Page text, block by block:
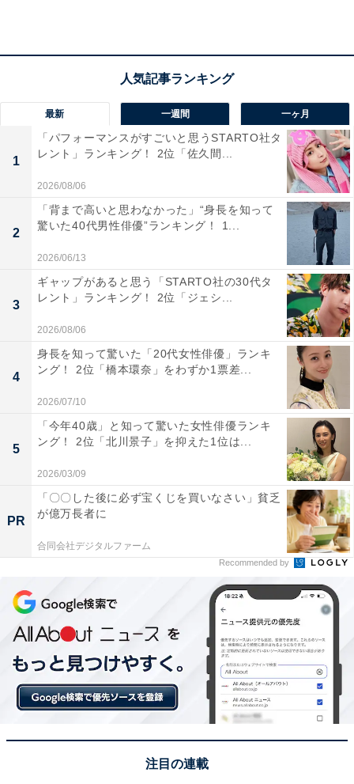
県）」「ちゃんと弁護士としての仕事を大切にしていそ
うで信頼感があるから（50代・神奈川県）」などの声が
※回答者コメントは原文ママです
＞10位までのランキング結果を見る
「報道向きなタレント弁護士」ランキング！ 2
位「八代英輝」、1位は早大政経学部卒の？
1
最新 一週間 一ヶ月
1
「パフォーマンスがすごいと思うSTARTO社タ
レント」ランキング！ 2位「佐久間...
2026/08/06
2
「背まで高いと思わなかった」“身長を知って
驚いた40代男性俳優”ランキング！ 1...
2026/06/13
3
ギャップがあると思う「STARTO社の30代タ
レント」ランキング！ 2位「ジェシ...
2026/08/06
4
身長を知って驚いた「20代女性俳優」ランキ
ング！ 2位「橋本環奈」をわずか1票差...
2026/07/10
5
「今年40歳」と知って驚いた女性俳優ランキ
ング！ 2位「北川景子」を抑えた1位は...
2026/03/09
PR
「〇〇した後に必ず宝くじを買いなさい」貧乏
が億万長者に
合同会社デジタルファーム
Recommended by
注目の連載